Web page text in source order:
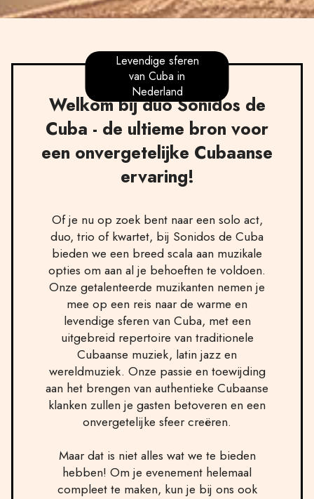
Levendige sferen
van Cuba in
Nederland
Welkom bij duo Sonidos de
Cuba - de ultieme bron voor
een onvergetelijke Cubaanse
ervaring!
Of je nu op zoek bent naar een solo act,
duo, trio of kwartet, bij Sonidos de Cuba
bieden we een breed scala aan muzikale
opties om aan al je behoeften te voldoen.
Onze getalenteerde muzikanten nemen je
mee op een reis naar de warme en
levendige sferen van Cuba, met een
uitgebreid repertoire van traditionele
Cubaanse muziek, latin jazz en
wereldmuziek. Onze passie en toewijding
aan het brengen van authentieke Cubaanse
klanken zullen je gasten betoveren en een
onvergetelijke sfeer creëren.
Maar dat is niet alles wat we te bieden
hebben! Om je evenement helemaal
compleet te maken, kun je bij ons ook